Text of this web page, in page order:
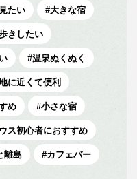
たい 大きな宿
きしたい
温泉ぬくぬく
に近くて便利
め 小さな宿
ス初心者におすすめ
離島 カフェバー